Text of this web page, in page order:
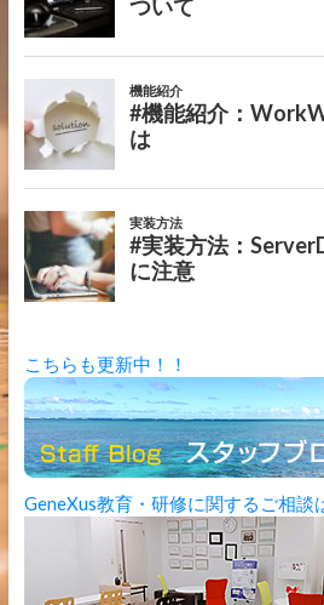
こちらも更新中！！
GeneXus教育・研修に関するご相談